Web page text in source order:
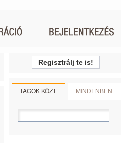
Regisztrálj te is!
TAGOK KÖZT MINDENBEN